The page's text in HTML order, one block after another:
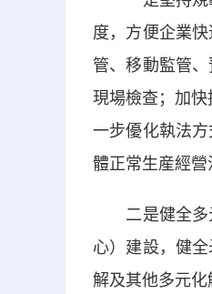
度，方便企業
管、移動監管
現場檢查；加
一步優化執法
體正常生産經營
二是健全多元
心）建設，健
解及其他多元化